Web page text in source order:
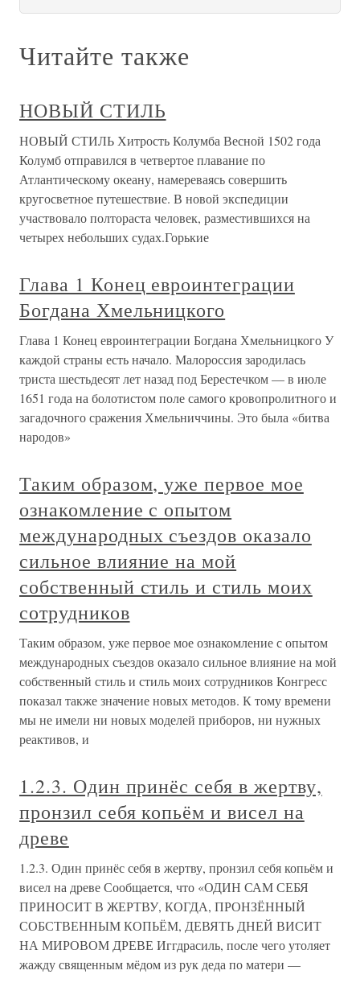
Читайте также
НОВЫЙ СТИЛЬ
НОВЫЙ СТИЛЬ Хитрость Колумба Весной 1502 года
Колумб отправился в четвертое плавание по
Атлантическому океану, намереваясь совершить
кругосветное путешествие. В новой экспедиции
участвовало полтораста человек, разместившихся на
четырех небольших судах.Горькие
Глава 1 Конец евроинтеграции
Богдана Хмельницкого
Глава 1 Конец евроинтеграции Богдана Хмельницкого У
каждой страны есть начало. Малороссия зародилась
триста шестьдесят лет назад под Берестечком — в июле
1651 года на болотистом поле самого кровопролитного и
загадочного сражения Хмельниччины. Это была «битва
народов»
Таким образом, уже первое мое
ознакомление с опытом
международных съездов оказало
сильное влияние на мой
собственный стиль и стиль моих
сотрудников
Таким образом, уже первое мое ознакомление с опытом
международных съездов оказало сильное влияние на мой
собственный стиль и стиль моих сотрудников Конгресс
показал также значение новых методов. К тому времени
мы не имели ни новых моделей приборов, ни нужных
реактивов, и
1.2.3. Один принёс себя в жертву,
пронзил себя копьём и висел на
древе
1.2.3. Один принёс себя в жертву, пронзил себя копьём и
висел на древе Сообщается, что «ОДИН САМ СЕБЯ
ПРИНОСИТ В ЖЕРТВУ, КОГДА, ПРОНЗЁННЫЙ
СОБСТВЕННЫМ КОПЬЁМ, ДЕВЯТЬ ДНЕЙ ВИСИТ
НА МИРОВОМ ДРЕВЕ Иггдрасиль, после чего утоляет
жажду священным мёдом из рук деда по матери —